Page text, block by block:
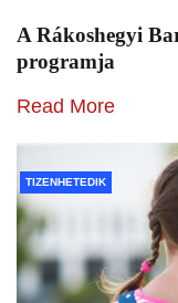
A Rákoshegyi
programja
Read More
TIZENHETEDIK